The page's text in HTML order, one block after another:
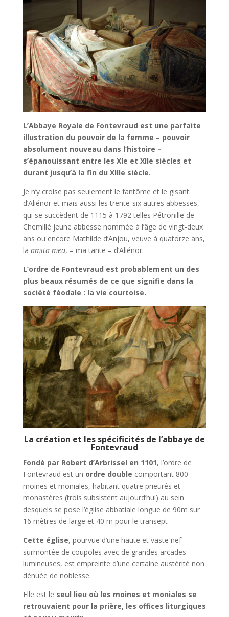
L’Abbaye Royale de Fontevraud est une parfaite
illustration du pouvoir de la femme – pouvoir
absolument nouveau dans l’histoire –
s’épanouissant entre les XIe et XIIe siècles et
durant jusqu’à la fin du XIIIe siècle.
Je n’y croise pas seulement le fantôme et le gisant
d’Aliénor et mais aussi les trente-six autres abbesses,
qui se succèdent de 1115 à 1792 telles Pétronille de
Chemillé jeune abbesse nommée à l’âge de vingt-deux
ans ou encore Mathilde d’Anjou, veuve à quatorze ans,
la amita mea, – ma tante – d’Aliénor.
L’ordre de Fontevraud est probablement un des
plus beaux résumés de ce que signifie dans la
société féodale : la vie courtoise.
La création et les spécificités de l’abbaye de
Fontevraud
Fondé par Robert d’Arbrissel en 1101, l’ordre de
Fontevraud est un ordre double comportant 800
moines et moniales, habitant quatre prieurés et
monastères (trois subsistent aujourd’hui) au sein
desquels se pose l’église abbatiale longue de 90m sur
16 mètres de large et 40 m pour le transept
Cette église, pourvue d’une haute et vaste nef
surmontée de coupoles avec de grandes arcades
lumineuses, est empreinte d’une certaine austérité non
dénuée de noblesse.
Elle est le seul lieu où les moines et moniales se
retrouvaient pour la prière, les offices liturgiques